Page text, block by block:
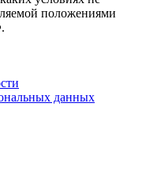
положениями
данных